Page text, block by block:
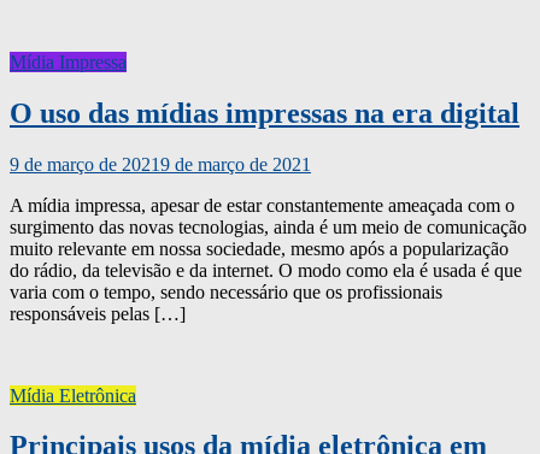
Mídia Impressa
O uso das mídias impressas na era digital
9 de março de 20219 de março de 2021
A mídia impressa, apesar de estar constantemente ameaçada com o
surgimento das novas tecnologias, ainda é um meio de comunicação
muito relevante em nossa sociedade, mesmo após a popularização
do rádio, da televisão e da internet. O modo como ela é usada é que
varia com o tempo, sendo necessário que os profissionais
responsáveis pelas […]
Mídia Eletrônica
Principais usos da mídia eletrônica em